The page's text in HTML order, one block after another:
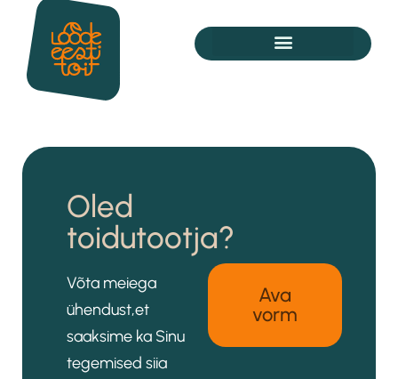
Oled
toidutootja?
Võta meiega
ühendust,et
saaksime ka Sinu
tegemised siia
Ava
vorm